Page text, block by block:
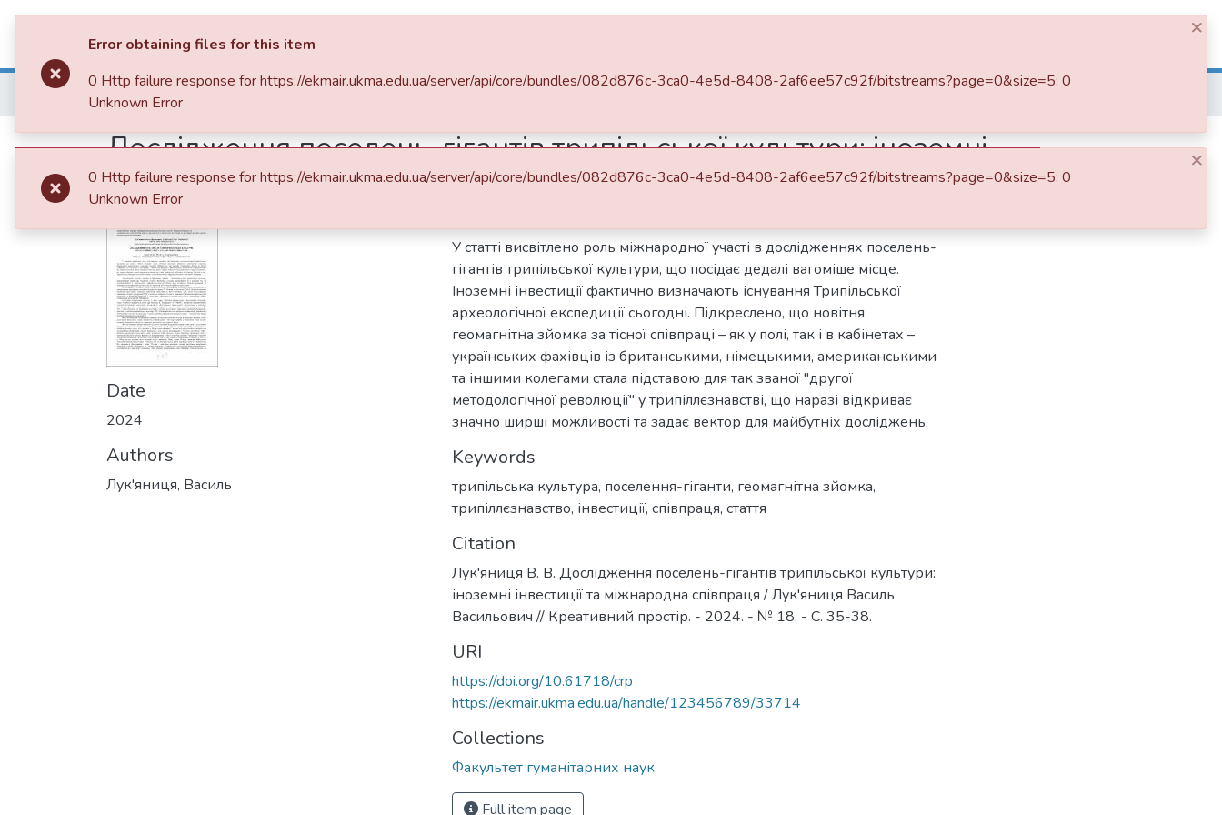
Communities & Collections
Home 014. Роботи студентів
Дослідження поселень-гігантів трипільської культури: іноземні
інвестиції та міжнародна співпраця
Date
2024
Authors
Лук'яниця, Василь
У статті висвітлено роль міжнародної участі в дослідженнях поселень-
гігантів трипільської культури, що посідає дедалі вагоміше місце.
Іноземні інвестиції фактично визначають існування Трипільської
археологічної експедиції сьогодні. Підкреслено, що новітня
геомагнітна зйомка за тісної співпраці – як у полі, так і в кабінетах –
українських фахівців із британськими, німецькими, американськими
та іншими колегами стала підставою для так званої "другої
методологічної революції" у трипіллєзнавстві, що наразі відкриває
значно ширші можливості та задає вектор для майбутніх досліджень.
Keywords
трипільська культура, поселення-гіганти, геомагнітна зйомка,
трипіллєзнавство, інвестиції, співпраця, стаття
Citation
Лук'яниця В. В. Дослідження поселень-гігантів трипільської культури:
іноземні інвестиції та міжнародна співпраця / Лук'яниця Василь
Васильович // Креативний простір. - 2024. - № 18. - С. 35-38.
URI
https://doi.org/10.61718/crp
https://ekmair.ukma.edu.ua/handle/123456789/33714
Collections
Факультет гуманітарних наук
Full item page
×
Error obtaining files for this item
0 Http failure response for https://ekmair.ukma.edu.ua/server/api/core/bundles/082d876c-3ca0-4e5d-8408-2af6ee57c92f/bitstreams?page=0&size=5: 0
Unknown Error
×
0 Http failure response for https://ekmair.ukma.edu.ua/server/api/core/bundles/082d876c-3ca0-4e5d-8408-2af6ee57c92f/bitstreams?page=0&size=5: 0
Unknown Error